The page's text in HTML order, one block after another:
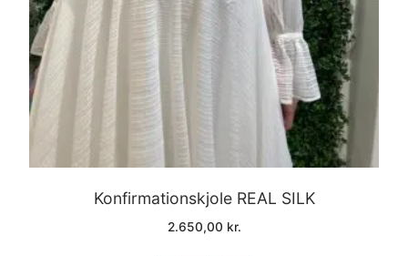
Konfirmationskjole REAL SILK
2.650,00 kr.